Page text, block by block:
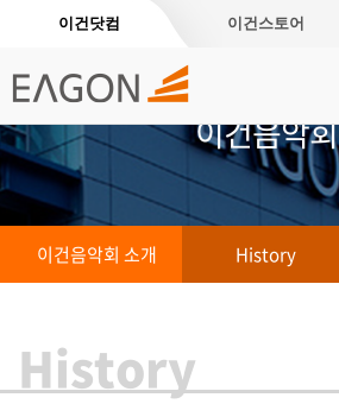
이건닷컴 이건스토어
이건음악회
이건음악회 소개 History
History